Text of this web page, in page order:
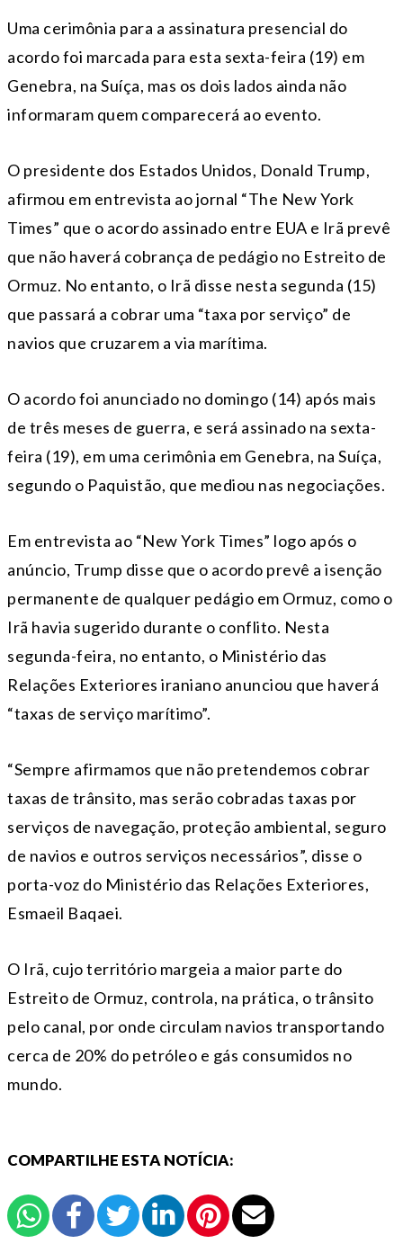
Uma cerimônia para a assinatura presencial do
acordo foi marcada para esta sexta-feira (19) em
Genebra, na Suíça, mas os dois lados ainda não
informaram quem comparecerá ao evento.
O presidente dos Estados Unidos, Donald Trump,
afirmou em entrevista ao jornal “The New York
Times” que o acordo assinado entre EUA e Irã prevê
que não haverá cobrança de pedágio no Estreito de
Ormuz. No entanto, o Irã disse nesta segunda (15)
que passará a cobrar uma “taxa por serviço” de
navios que cruzarem a via marítima.
O acordo foi anunciado no domingo (14) após mais
de três meses de guerra, e será assinado na sexta-
feira (19), em uma cerimônia em Genebra, na Suíça,
segundo o Paquistão, que mediou nas negociações.
Em entrevista ao “New York Times” logo após o
anúncio, Trump disse que o acordo prevê a isenção
permanente de qualquer pedágio em Ormuz, como o
Irã havia sugerido durante o conflito. Nesta
segunda-feira, no entanto, o Ministério das
Relações Exteriores iraniano anunciou que haverá
“taxas de serviço marítimo”.
“Sempre afirmamos que não pretendemos cobrar
taxas de trânsito, mas serão cobradas taxas por
serviços de navegação, proteção ambiental, seguro
de navios e outros serviços necessários”, disse o
porta-voz do Ministério das Relações Exteriores,
Esmaeil Baqaei.
O Irã, cujo território margeia a maior parte do
Estreito de Ormuz, controla, na prática, o trânsito
pelo canal, por onde circulam navios transportando
cerca de 20% do petróleo e gás consumidos no
mundo.
COMPARTILHE ESTA NOTÍCIA: